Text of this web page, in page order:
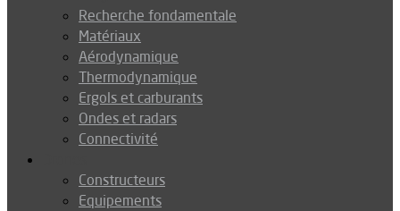
Recherche fondamentale
Matériaux
Aérodynamique
Thermodynamique
Ergols et carburants
Ondes et radars
Connectivité
Constructeurs
Equipements